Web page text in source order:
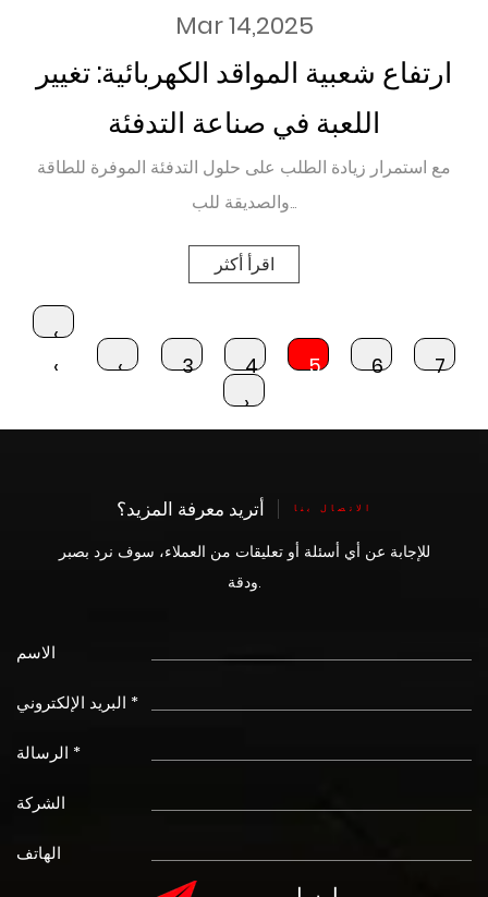
Mar 14,2025
ارتفاع شعبية المواقد الكهربائية: تغيير
اللعبة في صناعة التدفئة
مع استمرار زيادة الطلب على حلول التدفئة الموفرة للطاقة
والصديقة للب...
اقرأ أكثر
‹
‹
‹ 3 4 5 6
7
›
أتريد معرفة المزيد؟ الاتصال بنا
للإجابة عن أي أسئلة أو تعليقات من العملاء، سوف نرد بصبر
ودقة.
الاسم
البريد الإلكتروني *
الرسالة *
الشركة
الهاتف